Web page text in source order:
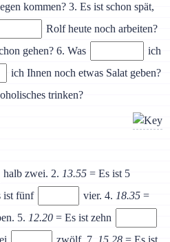
kommen? 3. Es ist schon spät,
Rolf heute noch arbeiten?
gehen? 6. Was
ich
ich Ihnen noch etwas Salat geben?
trinken?
halb zwei. 2. 13.55 = Es ist 5
ist fünf vier. 4. 18.35 =
5. 12.20 = Es ist zehn